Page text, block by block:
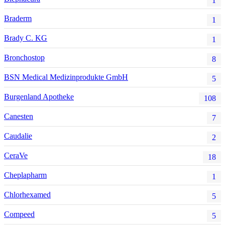
Braderm 1
Brady C. KG 1
Bronchostop 8
BSN Medical Medizinprodukte GmbH 5
Burgenland Apotheke 108
Canesten 7
Caudalie 2
CeraVe 18
Cheplapharm 1
Chlorhexamed 5
Compeed 5